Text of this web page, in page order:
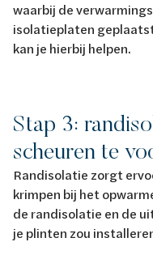
waarbij de
isolatieplaten
kan je hierbij helpen.
Stap 3:
scheuren te
Randisolatie zorgt
krimpen bij het
de randisolatie en de
je plinten zou